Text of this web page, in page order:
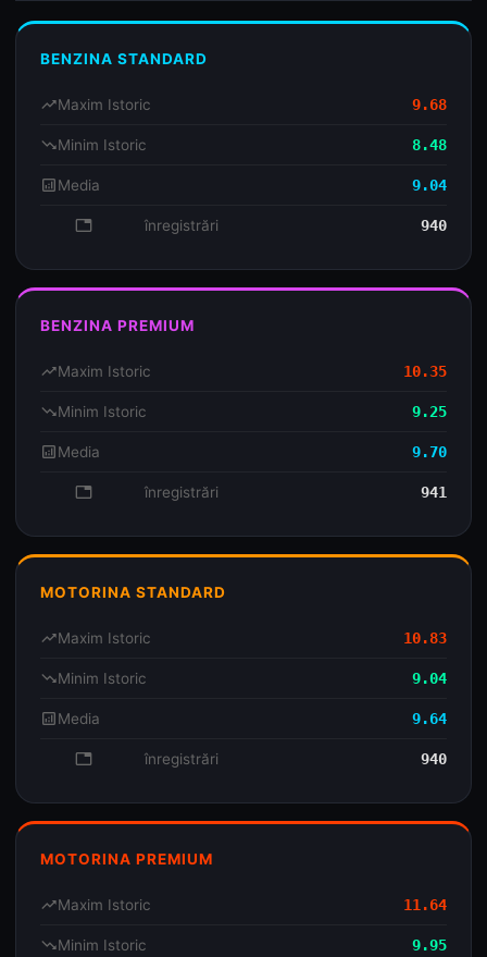
BENZINA STANDARD
trending_upMaxim Istoric 9.68
trending_downMinim Istoric 8.48
analyticsMedia 9.04
database înregistrări 940
BENZINA PREMIUM
trending_upMaxim Istoric 10.35
trending_downMinim Istoric 9.25
analyticsMedia 9.70
database înregistrări 941
MOTORINA STANDARD
trending_upMaxim Istoric 10.83
trending_downMinim Istoric 9.04
analyticsMedia 9.64
database înregistrări 940
MOTORINA PREMIUM
trending_upMaxim Istoric 11.64
trending_downMinim Istoric 9.95